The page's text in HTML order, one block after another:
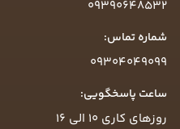
09390648532
شماره تماس:
09304049099
ساعت پاسخگویی:
روزهای کاری ۱۰ الی ۱۶